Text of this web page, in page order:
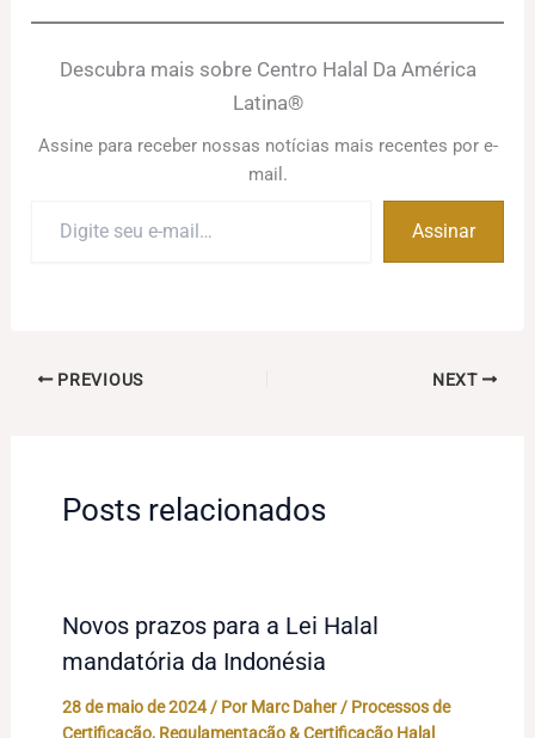
Descubra mais sobre Centro Halal Da América
Latina®
Assine para receber nossas notícias mais recentes por e-
mail.
Assinar
PREVIOUS NEXT
Posts relacionados
Novos prazos para a Lei Halal
mandatória da Indonésia
28 de maio de 2024/ Por Marc Daher / Processos de
Certificação, Regulamentação & Certificação Halal